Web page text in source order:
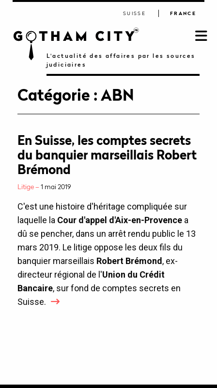
L'actualité des affaires par les sources
judiciaires
SUISSE FRANCE
Catégorie : ABN
En Suisse, les comptes secrets
du banquier marseillais Robert
Brémond
Litige –1 mai 2019
C'est une histoire d'héritage compliquée sur
laquelle la Cour d'appel d'Aix-en-Provencea
dû se pencher, dans un arrêt rendu public le 13
mars 2019. Le litige oppose les deux fils du
banquier marseillais Robert Brémond, ex-
directeur régional de l'Union du Crédit
Bancaire, sur fond de comptes secrets en
Suisse.